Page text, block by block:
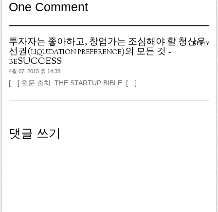
One Comment
투자자는 좋아하고, 창업가는 조심해야 할 청산우
선권(liquidation preference)의 모든 것 -
beSUCCESS
4월 07, 2015 @ 14:38
[…] 원문 출처: THE STARTUP BIBLE […]
REPLY
댓글 쓰기